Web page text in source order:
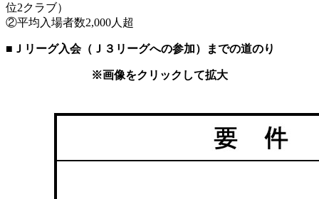
位2クラブ）
②平均入場者数2,000人超
■Ｊリーグ入会（Ｊ３リーグへの参加）までの道のり
※画像をクリックして拡大